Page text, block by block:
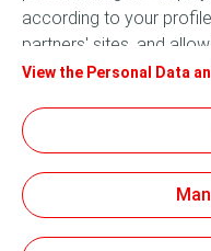
according to your
partners' sites, and
social media. In
default. You can change
by clicking on the
on the "Accept" button,
cookies on your device.
View the Personal Data